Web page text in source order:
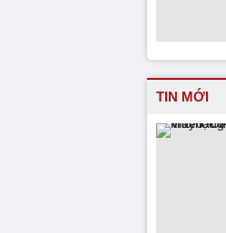
TIN MỚI